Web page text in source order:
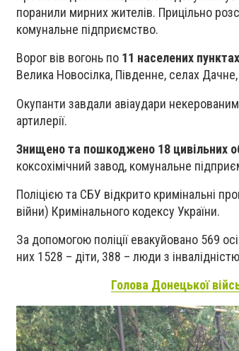
поранили мирних жителів. Прицільно
комунальне підприємство.
Ворог вів вогонь по 11 населених пунктах
Велика Новосілка, Південне, селах Дачне,
Окупанти завдали авіаудари
артилерії.
Знищено та пошкоджено 18 цивільних
коксохімічний завод, комунальне
Поліцією та СБУ відкрито кримінальні
війни) Кримінального кодексу України.
За допомогою поліції евакуйовано 569
них 1528 – діти, 388 – люди з
Голова Донецької